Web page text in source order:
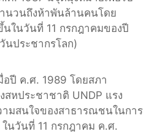
นวนถึงห้าพันล้านคนโดย
ในวันที่ 11 กรกฎาคมของปี
นประชากรโลก)
ปี ค.ศ. 1989 โดยสภา
หประชาชาติ UNDP แรง
มสนใจของสาธารณชนในการ
นวันที่ 11 กรกฎาคม ค.ศ.